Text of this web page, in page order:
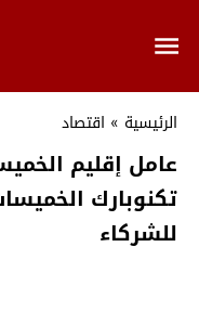
الرئيسية » اقتصاد
عامل إقليم
تكنوبارك
للشركاء